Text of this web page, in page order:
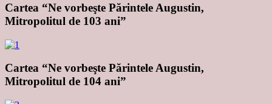
Cartea “Ne vorbeşte Părintele Augustin,
Mitropolitul de 103 ani”
Cartea “Ne vorbeşte Părintele Augustin,
Mitropolitul de 104 ani”